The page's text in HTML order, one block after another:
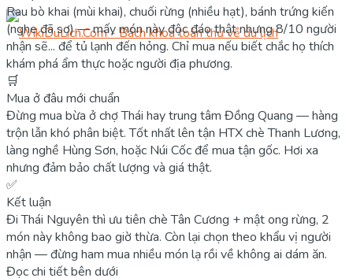
Rau bò khai (mùi khai), chuối rừng (nhiều hạt), bánh trứng kiến
(nghe đã sợ) — mấy món này độc đáo thật nhưng 8/10 người
nhận sẽ... để tủ lạnh đến hỏng. Chỉ mua nếu biết chắc họ thích
khám phá ẩm thực hoặc người địa phương.
🛒
Mua ở đâu mới chuẩn
Đừng mua bừa ở chợ Thái hay trung tâm Đồng Quang — hàng
trộn lẫn khó phân biệt. Tốt nhất lên tận HTX chè Thanh Lương,
làng nghề Hùng Sơn, hoặc Núi Cốc để mua tận gốc. Hơi xa
nhưng đảm bảo chất lượng và giá thật.
✅
Kết luận
Đi Thái Nguyên thì ưu tiên chè Tân Cương + mật ong rừng, 2
món này không bao giờ thừa. Còn lại chọn theo khẩu vị người
nhận — đừng ham mua nhiều món lạ rồi về không ai dám ăn.
Đọc chi tiết bên dưới